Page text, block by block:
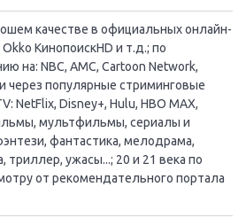
качестве в официальных онлайн-
КинопоискHD и т.д.; по
на: NBC, AMC, Cartoon Network,
через популярные стриминговые
NetFlix, Disney+, Hulu, HBO MAX,
мультфильмы, сериалы и
фантастика, мелодрама,
триллер, ужасы...; 20 и 21 века по
от рекомендательного портала